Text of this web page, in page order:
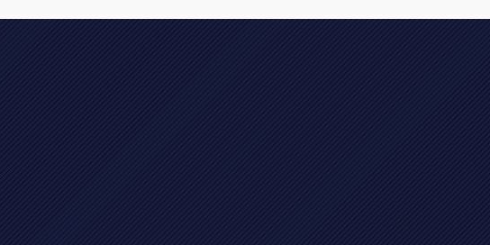
L2
🎶 Finale wintercompetitie
afdelingsdressuur en kur
op muziek ! 🎶
》 💥
reserve